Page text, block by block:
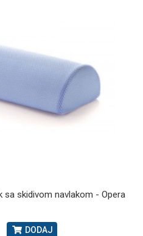
skidivom navlakom - Opera
DODAJ